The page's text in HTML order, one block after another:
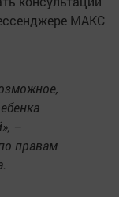
МАКС
–
правам